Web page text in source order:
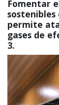
Fomentar
permite
gases de
3.